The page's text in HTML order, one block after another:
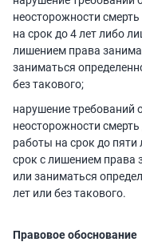
неосторожности
на срок до 4 лет либо
лишением права
заниматься
без такового;
нарушение требований
неосторожности
работы на срок до
срок с лишением права
или заниматься
лет или без такового.
Правовое обоснование